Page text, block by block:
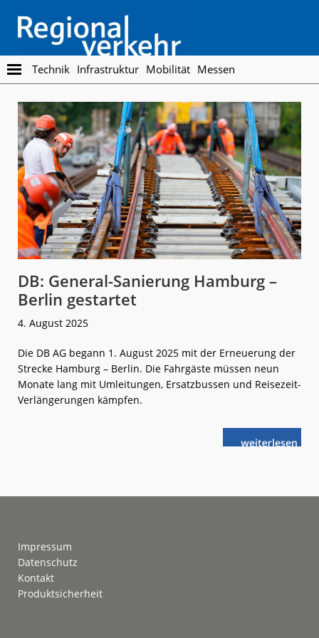
main
content
footer
Regionalverkehr
Die
Fachzeitschrift
den
Öffentlichen
Personennahverkehr
Technik Infrastruktur Mobilität Messen
DB: General-Sanierung Hamburg –
Berlin gestartet
4. August 2025
Die DB AG begann 1. August 2025 mit der Erneuerung der
Strecke Hamburg – Berlin. Die Fahrgäste müssen neun
Monate lang mit Umleitungen, Ersatzbussen und Reisezeit-
Verlängerungen kämpfen.
weiterlese
nDB:
Impressum
Datenschutz
Kontakt
Produktsicherheit